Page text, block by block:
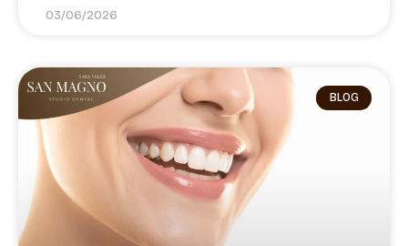
03/06/2026
BLOG